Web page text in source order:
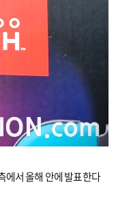
에서 올해 안에 발표한다